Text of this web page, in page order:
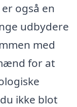
også en
udbydere
med
for at
ikke blot